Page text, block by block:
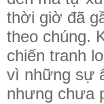
thời giờ đã
theo chúng.
chiến tranh
vì những sự
nhưng chưa